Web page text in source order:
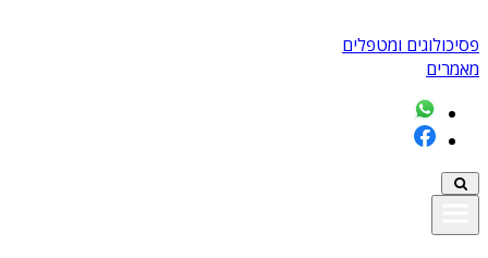
פסיכולוגים ומטפלים
מאמרים